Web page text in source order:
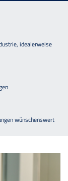
idealerweise
wünschenswert